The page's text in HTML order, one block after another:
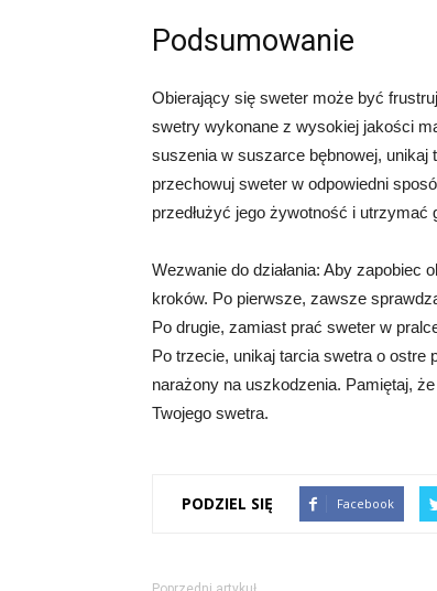
Podsumowanie
Obierający się sweter może być
swetry wykonane z wysokiej jakości
suszenia w suszarce bębnowej,
przechowuj sweter w odpowiedni
przedłużyć jego żywotność i
Wezwanie do działania: Aby
kroków. Po pierwsze, zawsze
Po drugie, zamiast prać sweter w
Po trzecie, unikaj tarcia swetra o ostre
narażony na uszkodzenia. Pamiętaj,
Twojego swetra.
PODZIEL SIĘ Facebook